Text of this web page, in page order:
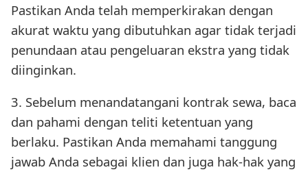
Pastikan Anda telah memperkirakan dengan
akurat waktu yang dibutuhkan agar tidak terjadi
penundaan atau pengeluaran ekstra yang tidak
diinginkan.
3. Sebelum menandatangani kontrak sewa, baca
dan pahami dengan teliti ketentuan yang
berlaku. Pastikan Anda memahami tanggung
jawab Anda sebagai klien dan juga hak-hak yang